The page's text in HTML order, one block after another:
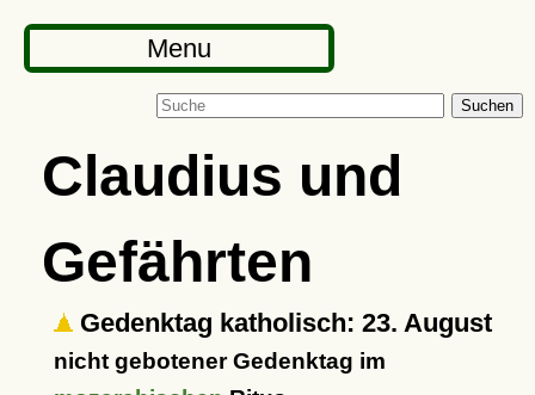
Menu
Suchen
Claudius und
Gefährten
Gedenktag katholisch: 23. August
nicht gebotener Gedenktag im